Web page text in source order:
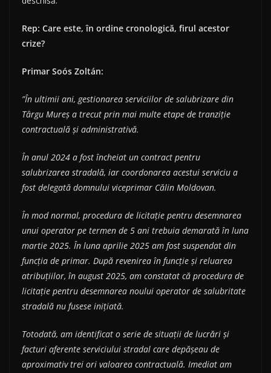
Rep: Care este, în ordine cronologică, firul acestor
crize?
Primar Soós Zoltán:
”În ultimii ani, gestionarea serviciilor de salubrizare din
Târgu Mureș a trecut prin mai multe etape de tranziție
contractuală și administrativă.
În anul 2024 a fost încheiat un contract pentru
salubrizarea stradală, iar coordonarea acestui serviciu a
fost delegată domnului viceprimar Călin Moldovan.
În mod normal, procedura de licitație pentru desemnarea
unui operator pe termen de 5 ani trebuia demarată în luna
martie 2025. În luna aprilie 2025 am fost suspendat din
funcția de primar. După revenirea în funcție și reluarea
atribuțiilor, în august 2025, am constatat că procedura de
licitație pentru desemnarea noului operator de salubritate
stradală nu fusese inițiată.
Totodată, am identificat o serie de situații de lucrări și
facturi aferente serviciului stradal care depășeau de
aproximativ trei ori valoarea contractuală. Imediat am